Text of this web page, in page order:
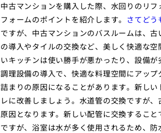
中古マンションを購入した際、水回りのリ
フォームのポイントを紹介します。 さてど
ですが、中古マンションのバスルームは、
の導入やタイルの交換など、美しく快適な
いキッチンは使い勝手が悪かったり、設備
調理設備の導入で、快適な料理空間にアッ
詰まりの原因になることがあります。新し
レに改善しましょう。水道管の交換ですが
原因となります。新しい配管に交換するこ
ですが、浴室は水が多く使用されるため、